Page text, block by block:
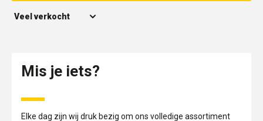
Mis je iets?
Elke dag zijn wij druk bezig om ons volledige assortiment